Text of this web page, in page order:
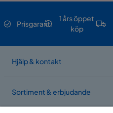
Prisgaranti
1 års öppet
köp
Hjälp & kontakt
Sortiment & erbjudande